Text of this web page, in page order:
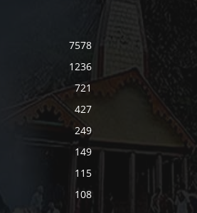
7578
1236
721
427
249
149
115
108